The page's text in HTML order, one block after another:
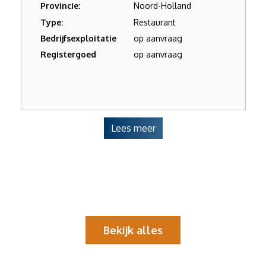
Provincie:
Noord-Holland
Type:
Restaurant
Bedrijfsexploitatie
op aanvraag
Registergoed
op aanvraag
Lees meer
Bekijk alles